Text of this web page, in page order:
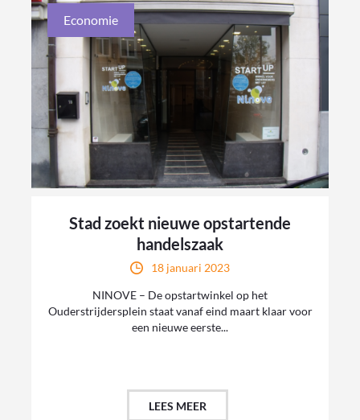
Economie
Stad zoekt nieuwe opstartende
handelszaak
18 januari 2023
NINOVE – De opstartwinkel op het
Ouderstrijdersplein staat vanaf eind maart klaar voor
een nieuwe eerste...
LEES MEER